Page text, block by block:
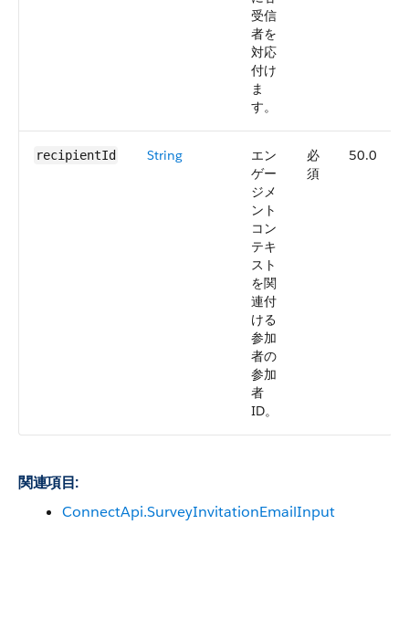
受信
者を
対応
付け
ま
す。
recipientId String
エン
ゲー
ジメ
ント
コン
テキ
スト
を関
連付
ける
参加
者の
参加
者
ID。
必
須
50.0
関連項目:
ConnectApi.SurveyInvitationEmailInput